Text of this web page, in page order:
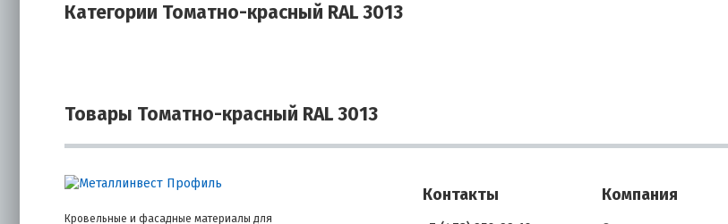
Категории Томатно-красный RAL 3013
Товары Томатно-красный RAL 3013
Кровельные и фасадные материалы для
Контакты Компания